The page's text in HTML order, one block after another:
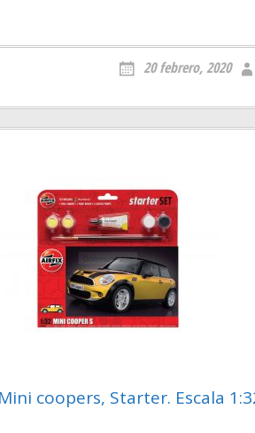
20 febrero, 2020
Mini coopers, Starter. Escala